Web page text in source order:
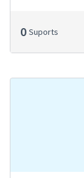
0 Suports